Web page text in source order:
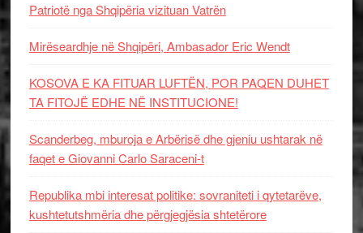
Patriotë nga Shqipëria vizituan Vatrën
Mirëseardhje në Shqipëri, Ambasador Eric Wendt
KOSOVA E KA FITUAR LUFTËN, POR PAQEN DUHET
TA FITOJË EDHE NË INSTITUCIONE!
Scanderbeg, mburoja e Arbërisë dhe gjeniu ushtarak në
faqet e Giovanni Carlo Saraceni-t
Republika mbi interesat politike: sovraniteti i qytetarëve,
kushtetutshmëria dhe përgjegjësia shtetërore